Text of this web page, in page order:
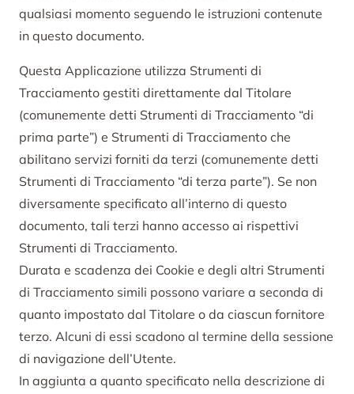
qualsiasi momento seguendo le istruzioni contenute
in questo documento.
Questa Applicazione utilizza Strumenti di
Tracciamento gestiti direttamente dal Titolare
(comunemente detti Strumenti di Tracciamento “di
prima parte”) e Strumenti di Tracciamento che
abilitano servizi forniti da terzi (comunemente detti
Strumenti di Tracciamento “di terza parte”). Se non
diversamente specificato all’interno di questo
documento, tali terzi hanno accesso ai rispettivi
Strumenti di Tracciamento.
Durata e scadenza dei Cookie e degli altri Strumenti
di Tracciamento simili possono variare a seconda di
quanto impostato dal Titolare o da ciascun fornitore
terzo. Alcuni di essi scadono al termine della sessione
di navigazione dell’Utente.
In aggiunta a quanto specificato nella descrizione di